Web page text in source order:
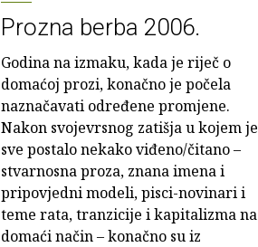
Prozna berba 2006.
Godina na izmaku, kada je riječ o
domaćoj prozi, konačno je počela
naznačavati određene promjene.
Nakon svojevrsnog zatišja u kojem je
sve postalo nekako viđeno/čitano –
stvarnosna proza, znana imena i
pripovjedni modeli, pisci-novinari i
teme rata, tranzicije i kapitalizma na
domaći način – konačno su iz